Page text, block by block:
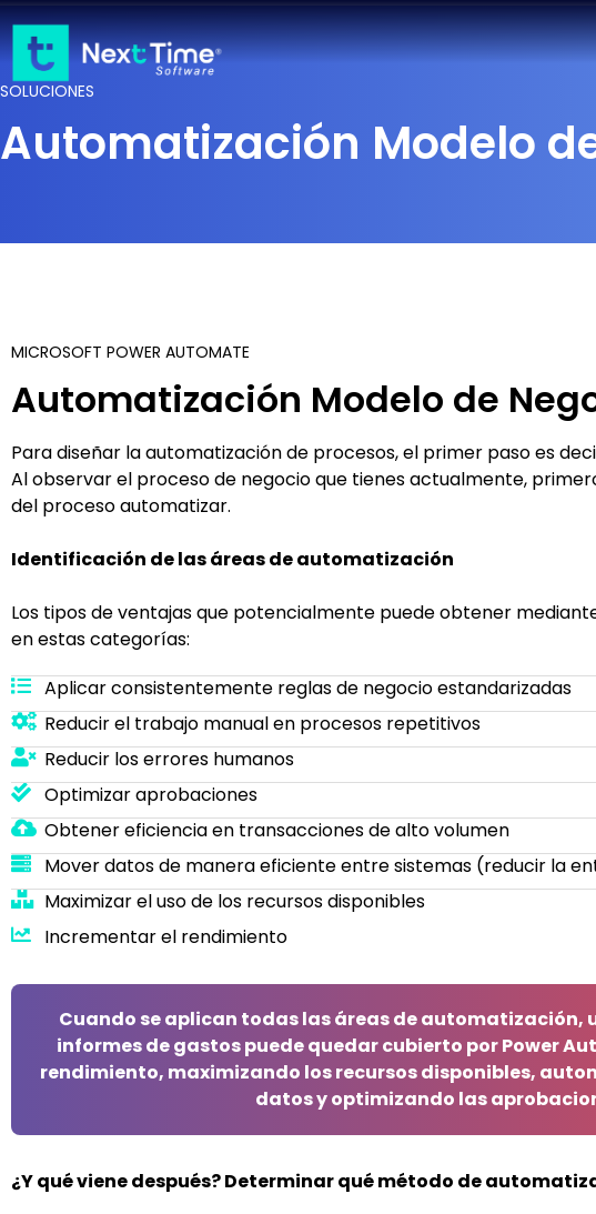
SOLUCIONES
Automatización Modelo
MICROSOFT POWER AUTOMATE
Automatización Modelo de
Para diseñar la automatización de procesos, el primer paso es
Al observar el proceso de negocio que tienes actualmente,
del proceso automatizar.
Identificación de las áreas de automatización
Los tipos de ventajas que potencialmente puede obtener
en estas categorías:
Aplicar consistentemente reglas de negocio estandarizadas
Reducir el trabajo manual en procesos repetitivos
Reducir los errores humanos
Optimizar aprobaciones
Obtener eficiencia en transacciones de alto volumen
Mover datos de manera eficiente entre sistemas (reducir la
Maximizar el uso de los recursos disponibles
Incrementar el rendimiento
Cuando se aplican todas las áreas deautomatización,
informes de gastos puede quedar cubierto porPower
rendimiento, maximizando los recursos disponibles,
datos y optimizando las
¿Y qué viene después? Determinar qué método de